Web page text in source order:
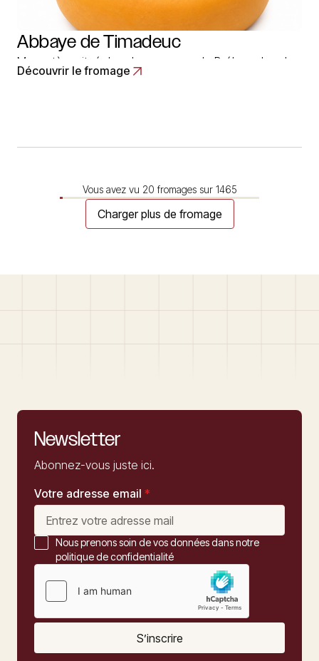
Abbaye de Timadeuc
Monastère situé dans la commune de Bréhan, dans le
Morbihan, ou les moines Trappistes fabriquent
C’est un fromage doux, aux… Read More
Découvrir le fromage
Vous avez vu 20 fromages sur 1465
Charger plus de fromage
Newsletter
Abonnez-vous juste ici.
Votre adresse email *
Nous prenons soin de vos données dans notre
politique de confidentialité
S’inscrire